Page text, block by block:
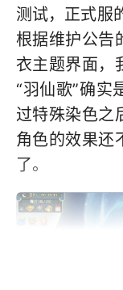
测试，正式服
根据维护公告
衣主题界面，
“羽仙歌”确实
过特殊染色之
角色的效果还
了。